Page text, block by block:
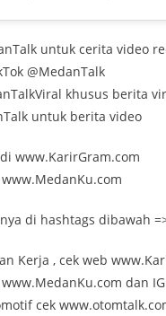
untuk cerita video
@MedanTalk
khusus berita
untuk berita video
www.KarirGram.com
di hashtags dibawah
Kerja , cek web
dan
cek